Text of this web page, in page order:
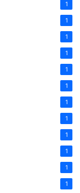
1
1
1
1
1
1
1
1
1
1
1
1